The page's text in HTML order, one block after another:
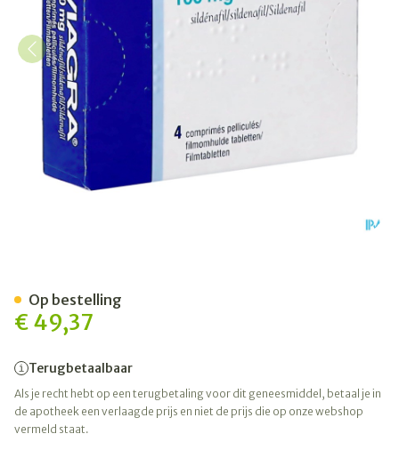
€ 49,37
Terugbetaalbaar
Als je recht hebt op een terugbetaling voor dit geneesmiddel, betaal je in
de apotheek een verlaagde prijs en niet de prijs die op onze webshop
vermeld staat.
Op bestelling